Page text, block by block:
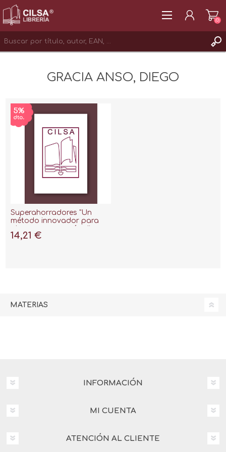
INICIAR SESIÓN
(0)
GRACIA ANSO, DIEGO
Superahorradores "Un
método innovador para
y vivir mejor"
14,21 €
MATERIAS
INFORMACIÓN
MI CUENTA
ATENCIÓN AL CLIENTE